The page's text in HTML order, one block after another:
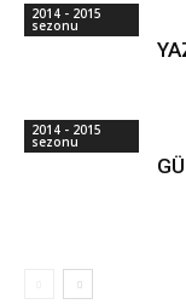
2014 - 2015
sezonu
2014 - 2015
sezonu